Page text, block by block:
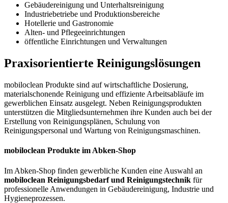
Gebäudereinigung und Unterhaltsreinigung
Industriebetriebe und Produktionsbereiche
Hotellerie und Gastronomie
Alten- und Pflegeeinrichtungen
öffentliche Einrichtungen und Verwaltungen
Praxisorientierte Reinigungslösungen
mobiloclean Produkte sind auf wirtschaftliche Dosierung,
materialschonende Reinigung und effiziente Arbeitsabläufe im
gewerblichen Einsatz ausgelegt. Neben Reinigungsprodukten
unterstützen die Mitgliedsunternehmen ihre Kunden auch bei der
Erstellung von Reinigungsplänen, Schulung von
Reinigungspersonal und Wartung von Reinigungsmaschinen.
mobiloclean Produkte im Abken-Shop
Im Abken-Shop finden gewerbliche Kunden eine Auswahl an
mobiloclean Reinigungsbedarf und Reinigungstechnik für
professionelle Anwendungen in Gebäudereinigung, Industrie und
Hygieneprozessen.